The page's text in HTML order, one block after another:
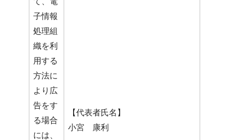
子情報
処理組
織を利
用する
方法に
より広
告をす
る場合
には、
【代表者氏名】
小宮 康利